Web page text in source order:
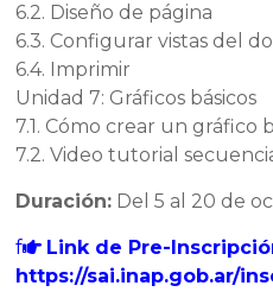
6.2. Diseño de página
6.3. Configurar vistas del
6.4. Imprimir
Unidad 7: Gráficos básicos
7.1. Cómo crear un gráfico
7.2. Video tutorial
Duración: Del 5 al 20 de
f
Link de Pre-
https://sai.inap.gob.ar/